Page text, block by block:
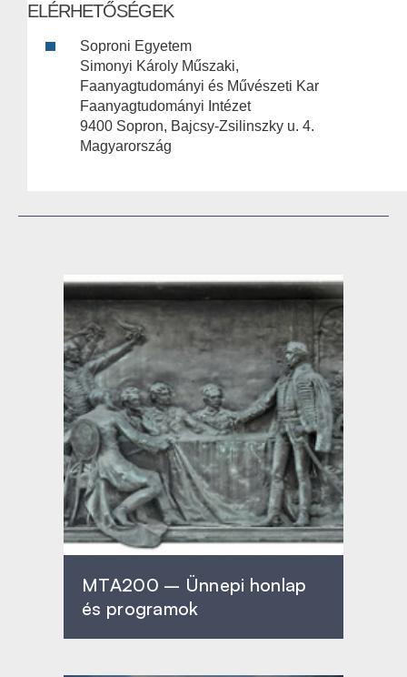
ELÉRHETŐSÉGEK
Soproni Egyetem
Simonyi Károly Műszaki,
Faanyagtudományi és Művészeti Kar
Faanyagtudományi Intézet
9400 Sopron, Bajcsy-Zsilinszky u. 4.
Magyarország
MTA200 – Ünnepi honlap
és programok